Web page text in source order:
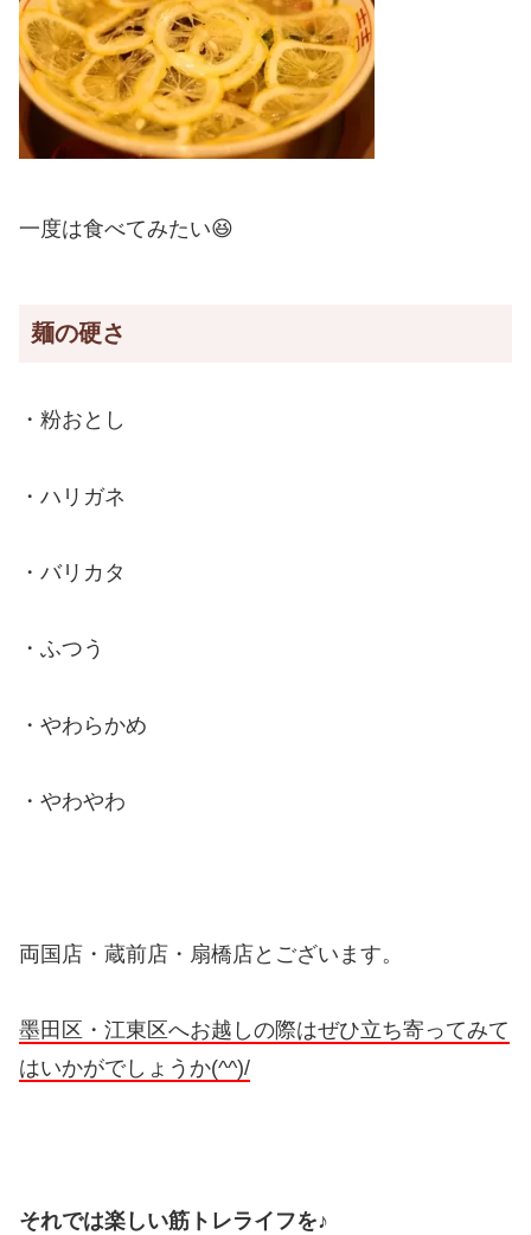
一度は食べてみたい😆
麺の硬さ
・粉おとし
・ハリガネ
・バリカタ
・ふつう
・やわらかめ
・やわやわ
両国店・蔵前店・扇橋店とございます。
墨田区・江東区へお越しの際はぜひ立ち寄ってみて
はいかがでしょうか(^^)/
それでは楽しい筋トレライフを♪